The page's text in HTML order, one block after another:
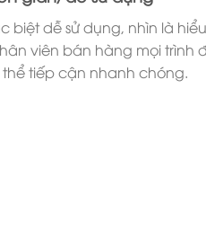
biệt dễ sử dụng, nhìn là
viên bán hàng mọi trình
tiếp cận nhanh chóng.